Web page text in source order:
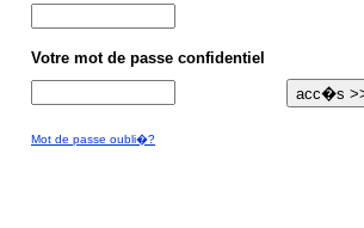
Votre mot de passe confidentiel
Mot de passe oubli�?